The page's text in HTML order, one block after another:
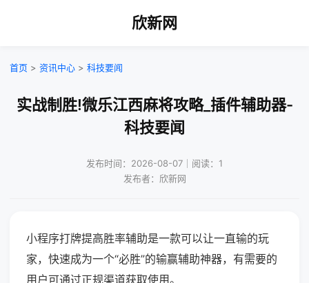
欣新网
首页 > 资讯中心 > 科技要闻
实战制胜!微乐江西麻将攻略_插件辅助器-
科技要闻
发布时间：2026-08-07｜阅读：1
发布者：欣新网
小程序打牌提高胜率辅助是一款可以让一直输的玩
家，快速成为一个“必胜”的输赢辅助神器，有需要的
用户可通过正规渠道获取使用。